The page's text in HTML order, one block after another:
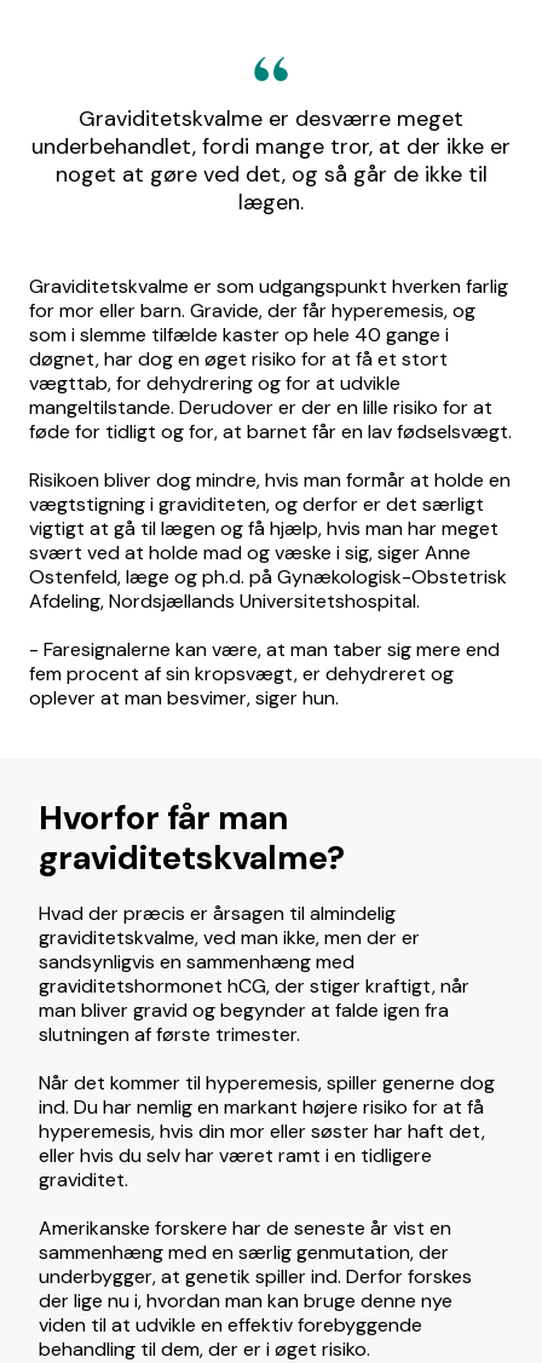
Graviditetskvalme er desværre meget
underbehandlet, fordi mange tror, at der ikke er
noget at gøre ved det, og så går de ikke til
lægen.
Graviditetskvalme er som udgangspunkt hverken farlig
for mor eller barn. Gravide, der får hyperemesis, og
som i slemme tilfælde kaster op hele 40 gange i
døgnet, har dog en øget risiko for at få et stort
vægttab, for dehydrering og for at udvikle
mangeltilstande. Derudover er der en lille risiko for at
føde for tidligt og for, at barnet får en lav fødselsvægt.
Risikoen bliver dog mindre, hvis man formår at holde en
vægtstigning i graviditeten, og derfor er det særligt
vigtigt at gå til lægen og få hjælp, hvis man har meget
svært ved at holde mad og væske i sig, siger Anne
Ostenfeld, læge og ph.d. på Gynækologisk-Obstetrisk
Afdeling, Nordsjællands Universitetshospital.
- Faresignalerne kan være, at man taber sig mere end
fem procent af sin kropsvægt, er dehydreret og
oplever at man besvimer, siger hun.
Hvorfor får man
graviditetskvalme?
Hvad der præcis er årsagen til almindelig
graviditetskvalme, ved man ikke, men der er
sandsynligvis en sammenhæng med
graviditetshormonet hCG, der stiger kraftigt, når
man bliver gravid og begynder at falde igen fra
slutningen af første trimester.
Når det kommer til hyperemesis, spiller generne dog
ind. Du har nemlig en markant højere risiko for at få
hyperemesis, hvis din mor eller søster har haft det,
eller hvis du selv har været ramt i en tidligere
graviditet.
Amerikanske forskere har de seneste år vist en
sammenhæng med en særlig genmutation, der
underbygger, at genetik spiller ind. Derfor forskes
der lige nu i, hvordan man kan bruge denne nye
viden til at udvikle en effektiv forebyggende
behandling til dem, der er i øget risiko.